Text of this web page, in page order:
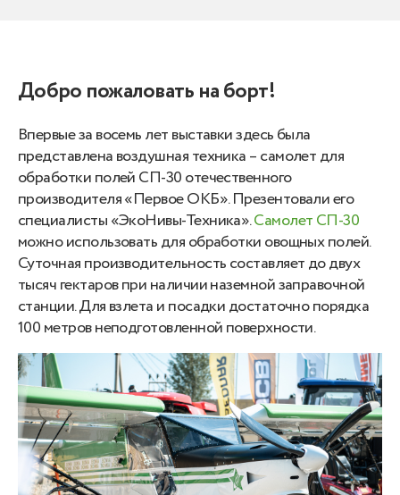
Добро пожаловать на борт!
Впервые за восемь лет выставки здесь была
представлена воздушная техника – самолет для
обработки полей СП-30 отечественного
производителя «Первое ОКБ». Презентовали его
специалисты «ЭкоНивы-Техника».Самолет СП-30
можно использовать для обработки овощных полей.
Суточная производительность составляет до двух
тысяч гектаров при наличии наземной заправочной
станции. Для взлета и посадки достаточно порядка
100 метров неподготовленной поверхности.